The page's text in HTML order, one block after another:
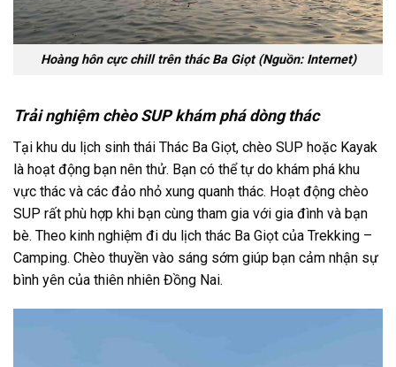
Hoàng hôn cực chill trên thác Ba Giọt (Nguồn: Internet)
Trải nghiệm chèo SUP khám phá dòng thác
Tại khu du lịch sinh thái Thác Ba Giọt, chèo SUP hoặc Kayak
là hoạt động bạn nên thử. Bạn có thể tự do khám phá khu
vực thác và các đảo nhỏ xung quanh thác. Hoạt động chèo
SUP rất phù hợp khi bạn cùng tham gia với gia đình và bạn
bè. Theo kinh nghiệm đi du lịch thác Ba Giọt của Trekking –
Camping. Chèo thuyền vào sáng sớm giúp bạn cảm nhận sự
bình yên của thiên nhiên Đồng Nai.